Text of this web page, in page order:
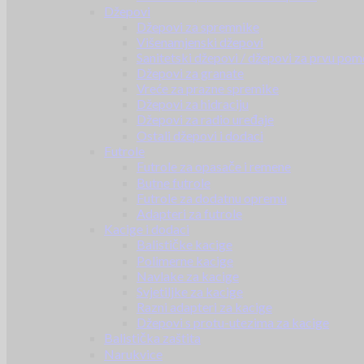
Džepovi
Džepovi za spremnike
Višenamjenski džepovi
Sanitetski džepovi / džepovi za prvu
Džepovi za granate
Vreće za prazne spremike
Džepovi za hidraciju
Džepovi za radio uređaje
Ostali džepovi i dodaci
Futrole
Futrole za opasače i remene
Butne futrole
Futrole za dodatnu opremu
Adapteri za futrole
Kacige i dodaci
Balističke kacige
Polimerne kacige
Navlake za kacige
Svjetiljke za kacige
Razni adapteri za kacige
Džepovi s protu-utezima za kacige
Balistička zaštita
Narukvice